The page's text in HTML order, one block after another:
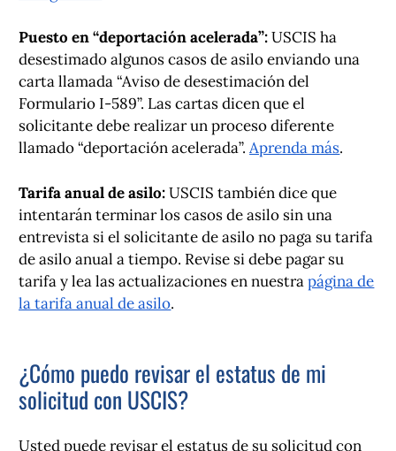
Puesto en “deportación acelerada”:USCIS ha
desestimado algunos casos de asilo enviando una
carta llamada “Aviso de desestimación del
Formulario I-589”. Las cartas dicen que el
solicitante debe realizar un proceso diferente
llamado “deportación acelerada”.Aprenda más.
Tarifa anual de asilo:USCIS también dice que
intentarán terminar los casos de asilo sin una
entrevista si el solicitante de asilo no paga su tarifa
de asilo anual a tiempo. Revise si debe pagar su
tarifa y lea las actualizaciones en nuestrapágina de
la tarifa anual de asilo.
¿Cómo puedo revisar el estatus de mi
solicitud con USCIS?
Usted puede revisar el estatus de su solicitud con